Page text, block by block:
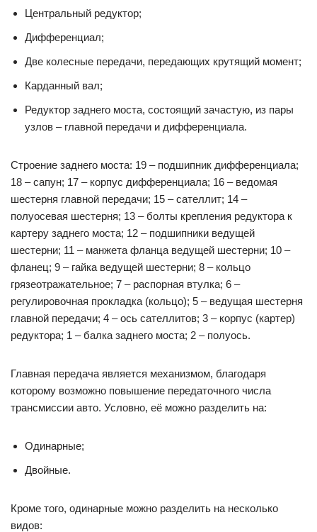
Центральный редуктор;
Дифференциал;
Две колесные передачи, передающих крутящий момент;
Карданный вал;
Редуктор заднего моста, состоящий зачастую, из пары
узлов – главной передачи и дифференциала.
Строение заднего моста: 19 – подшипник дифференциала;
18 – сапун; 17 – корпус дифференциала; 16 – ведомая
шестерня главной передачи; 15 – сателлит; 14 –
полуосевая шестерня; 13 – болты крепления редуктора к
картеру заднего моста; 12 – подшипники ведущей
шестерни; 11 – манжета фланца ведущей шестерни; 10 –
фланец; 9 – гайка ведущей шестерни; 8 – кольцо
грязеотражательное; 7 – распорная втулка; 6 –
регулировочная прокладка (кольцо); 5 – ведущая шестерня
главной передачи; 4 – ось сателлитов; 3 – корпус (картер)
редуктора; 1 – балка заднего моста; 2 – полуось.
Главная передача является механизмом, благодаря
которому возможно повышение передаточного числа
трансмиссии авто. Условно, её можно разделить на:
Одинарные;
Двойные.
Кроме того, одинарные можно разделить на несколько
видов: